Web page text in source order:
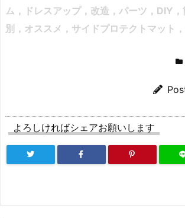
ム，ドレスアップ，改造，パーツ，DIY
別，オススメ ，サイドプロテクトマット
よろしければシェアお願いします